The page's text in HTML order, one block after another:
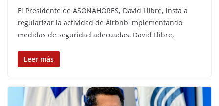
El Presidente de ASONAHORES, David Llibre, insta a
regularizar la actividad de Airbnb implementando
medidas de seguridad adecuadas. David Llibre,
Leer más